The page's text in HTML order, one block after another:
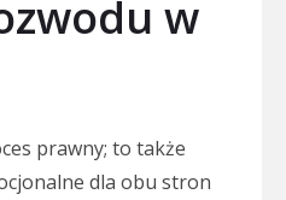
w
prawny; to także
dla obu stron